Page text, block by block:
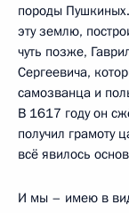
породы
эту землю,
чуть позже,
Сергеевича,
самозванца и
В 1617 году он
получил грамоту
всё явилось
И мы – имею в